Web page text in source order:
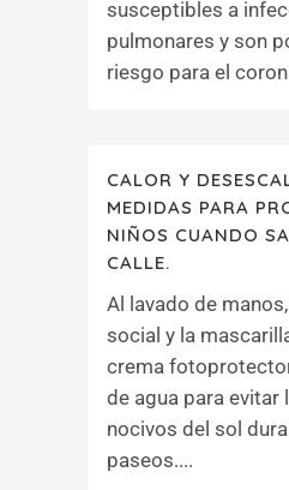
susceptibles a
pulmonares y son
riesgo para el
CALOR Y
MEDIDAS PARA
NIÑOS CUANDO
CALLE.
Al lavado de
social y la
crema
de agua para evitar
nocivos del sol
paseos....